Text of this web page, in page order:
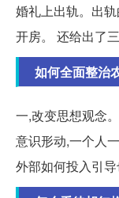
婚礼上出轨。出
开房。 还给出了
如何全面整治
一,改变思想观念
意识形动,一个人
外部如何投入引